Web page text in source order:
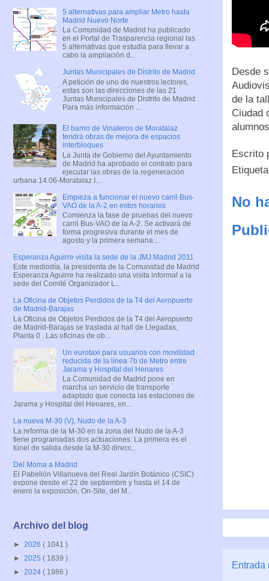
Desde
de la
Ciudad
Escrito
No
Entrada
5 alternativas para ampliar Metro hasta
Madrid Nuevo Norte
La Comunidad de Madrid ha publicado
en el Portal de Trasparencia regional las
5 alternativas que estudia para llevar a
cabo la ampliación d...
Juntas Municipales de Distrito de Madrid
A petición de uno de nuestros lectores,
estas son las direcciones de las 21
Juntas Municipales de Distrito de Madrid .
Para más información ...
El barrio de Vinateros de Moratalaz
tendrá obras de mejora de espacios
interbloques
La Junta de Gobierno del Ayuntamiento
de Madrid ha aprobado el contrato para
ejecutar las obras de la regeneración
urbana 14.06-Moratalaz I...
Empieza a funcionar el nuevo carril Bus-
VAO de la A-2 en estos horarios
Comienza la fase de pruebas del nuevo
carril Bus-VAO de la A-2. Se activará de
forma progresiva durante el mes de
agosto y la primera semana...
Esperanza Aguirre visita la sede de la JMJ Madrid 2011
Este mediodía, la presidenta de la Comunidad de Madrid
Esperanza Aguirre ha realizado una visita informal a la
sede del Comité Organizador L...
La Oficina de Objetos Perdidos de la T4 del Aeropuerto
de Madrid-Barajas
La Oficina de Objetos Perdidos de la T4 del Aeropuerto
de Madrid-Barajas se traslada al hall de Llegadas,
Planta 0 . Las oficinas de ob...
Un eurotaxi para usuarios con movilidad
reducida de la línea 7b de Metro entre
Jarama y Hospital del Henares
La Comunidad de Madrid pone en
marcha un servicio de transporte
adaptado que conecta las estaciones de
Jarama y Hospital del Henares, en...
La nueva M-30 (V), Nudo de la A-3
La reforma de la M-30 en la zona del Nudo de la A-3
tiene programadas dos actuaciones: La primera es el
túnel de salida desde la M-30 direcc...
Del Moma a Madrid
El Pabellón Villanueva del Real Jardín Botánico (CSIC)
expone desde el 22 de septiembre y hasta el 14 de
enero la exposición, On-Site, del M...
Archivo del blog
► 2026 ( 1041 )
► 2025 ( 1839 )
► 2024 ( 1986 )